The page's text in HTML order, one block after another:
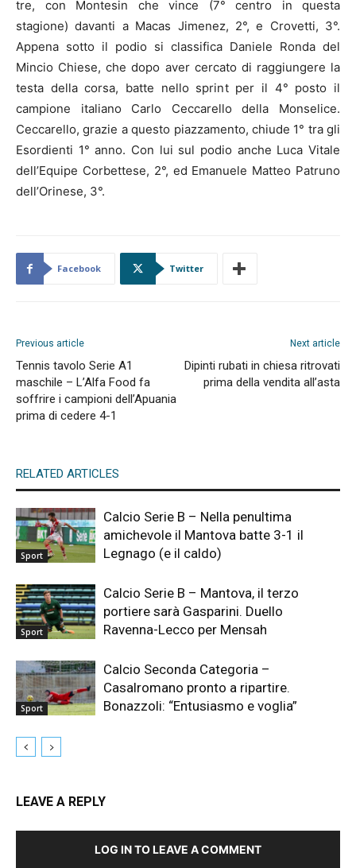
tre, con Montesin che vince (7° centro in questa
stagione) davanti a Macas Jimenez, 2°, e Crovetti, 3°.
Appena sotto il podio si classifica Daniele Ronda del
Mincio Chiese, che dopo aver cercato di raggiungere la
testa della corsa, batte nello sprint per il 4° posto il
campione italiano Carlo Ceccarello della Monselice.
Ceccarello, grazie a questo piazzamento, chiude 1° tra gli
Esordienti 1° anno. Con lui sul podio anche Luca Vitale
dell’Equipe Corbettese, 2°, ed Emanuele Matteo Patruno
dell’Orinese, 3°.
Facebook Twitter
Previous article
Tennis tavolo Serie A1
maschile – L’Alfa Food fa
soffrire i campioni dell’Apuania
prima di cedere 4-1
Next article
Dipinti rubati in chiesa ritrovati
prima della vendita all’asta
RELATED ARTICLES
Sport
Calcio Serie B – Nella penultima
amichevole il Mantova batte 3-1 il
Legnago (e il caldo)
Sport
Calcio Serie B – Mantova, il terzo
portiere sarà Gasparini. Duello
Ravenna-Lecco per Mensah
Sport
Calcio Seconda Categoria –
Casalromano pronto a ripartire.
Bonazzoli: “Entusiasmo e voglia”
LEAVE A REPLY
LOG IN TO LEAVE A COMMENT